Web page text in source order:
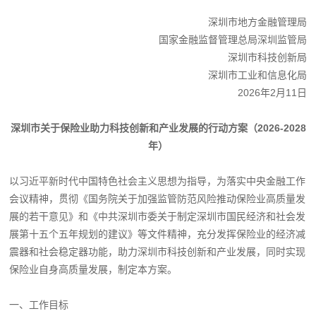
深圳市地方金融管理局
国家金融监督管理总局深圳监管局
深圳市科技创新局
深圳市工业和信息化局
2026年2月11日
深圳市关于保险业助力科技创新和产业发展的行动方案（2026-2028
年）
以习近平新时代中国特色社会主义思想为指导，为落实中央金融工作
会议精神，贯彻《国务院关于加强监管防范风险推动保险业高质量发
展的若干意见》和《中共深圳市委关于制定深圳市国民经济和社会发
展第十五个五年规划的建议》等文件精神，充分发挥保险业的经济减
震器和社会稳定器功能，助力深圳市科技创新和产业发展，同时实现
保险业自身高质量发展，制定本方案。
一、工作目标